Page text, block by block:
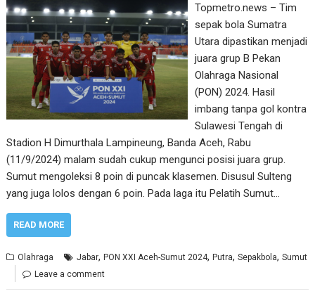
Topmetro.news – Tim
sepak bola Sumatra
Utara dipastikan menjadi
juara grup B Pekan
Olahraga Nasional
(PON) 2024. Hasil
imbang tanpa gol kontra
Sulawesi Tengah di
Stadion H Dimurthala Lampineung, Banda Aceh, Rabu
(11/9/2024) malam sudah cukup mengunci posisi juara grup.
Sumut mengoleksi 8 poin di puncak klasemen. Disusul Sulteng
yang juga lolos dengan 6 poin. Pada laga itu Pelatih Sumut…
READ MORE
Olahraga Jabar,PON XXI Aceh-Sumut 2024,Putra,Sepakbola,Sumut
Leave a comment